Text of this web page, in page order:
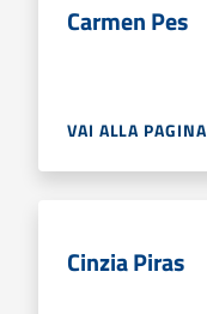
Carmen Pes
VAI ALLA PAGINA
Cinzia Piras